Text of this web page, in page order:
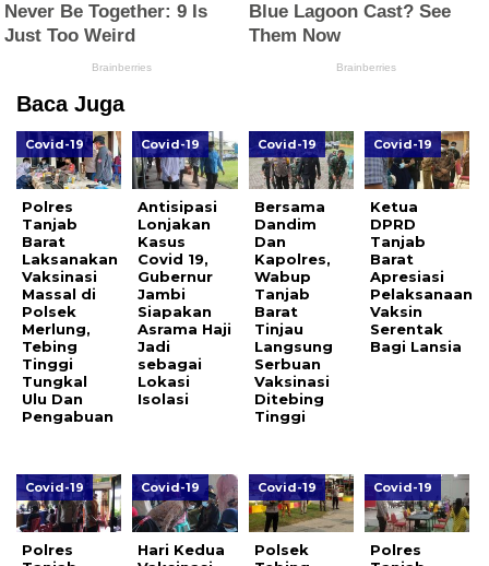
Baca Juga
Covid-19
Polres
Tanjab
Barat
Laksanakan
Vaksinasi
Massal di
Polsek
Merlung,
Tebing
Tinggi
Tungkal
Ulu Dan
Pengabuan
Covid-19
Antisipasi
Lonjakan
Kasus
Covid 19,
Gubernur
Jambi
Siapakan
Asrama Haji
Jadi
sebagai
Lokasi
Isolasi
Covid-19
Bersama
Dandim
Dan
Kapolres,
Wabup
Tanjab
Barat
Tinjau
Langsung
Serbuan
Vaksinasi
Ditebing
Tinggi
Covid-19
Ketua
DPRD
Tanjab
Barat
Apresiasi
Pelaksanaan
Vaksin
Serentak
Bagi Lansia
Covid-19
Polres
Covid-19
Hari Kedua
Covid-19
Polsek
Covid-19
Polres